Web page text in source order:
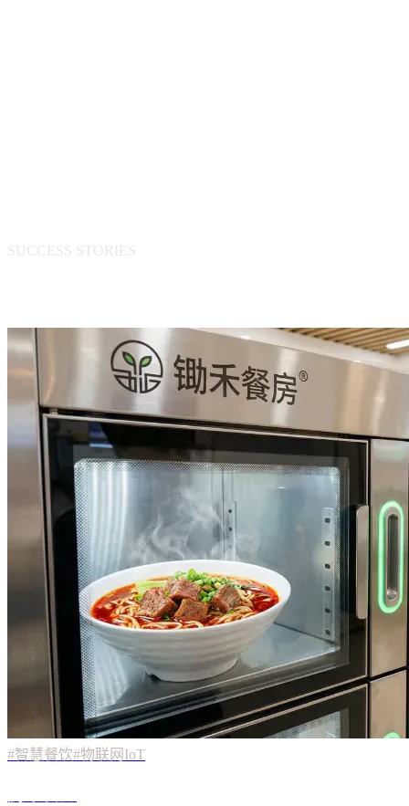
SUCCESS STORIES
#智慧餐饮#物联网IoT